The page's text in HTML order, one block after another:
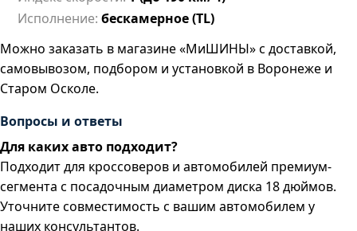
Исполнение: бескамерное (TL)
Можно заказать в магазине «МиШИНЫ» с доставкой,
самовывозом, подбором и установкой в Воронеже и
Старом Осколе.
Вопросы и ответы
Для каких авто подходит?
Подходит для кроссоверов и автомобилей премиум-
сегмента с посадочным диаметром диска 18 дюймов.
Уточните совместимость с вашим автомобилем у
наших консультантов.